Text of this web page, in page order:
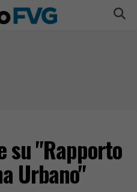
su "Rapporto
Urbano"